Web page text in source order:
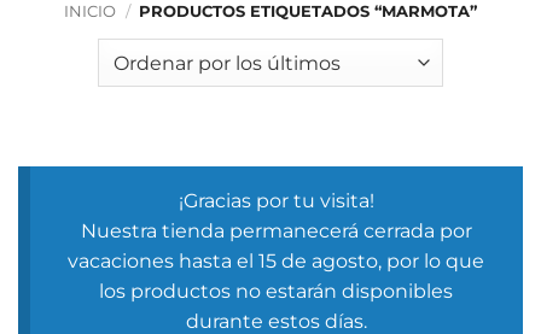
INICIO / PRODUCTOS ETIQUETADOS “MARMOTA”
¡Gracias por tu visita!
Nuestra tienda permanecerá cerrada por
vacaciones hasta el 15 de agosto, por lo que
los productos no estarán disponibles
durante estos días.